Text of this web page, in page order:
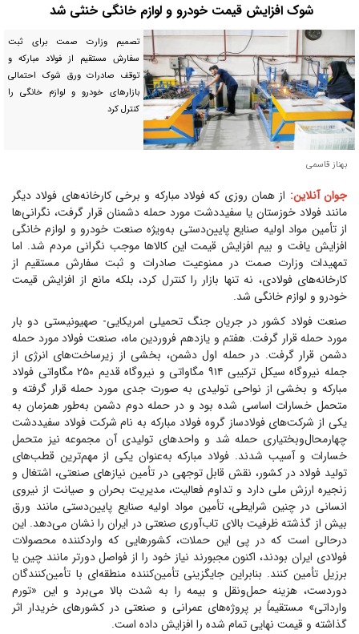
شوک افزایش قیمت خودرو و لوازم خانگی خنثی شد
تصمیم وزارت صمت برای ثبت
سفارش مستقیم از فولاد مبارکه و
توقف صادرات ورق شوک احتمالی
بازار‌های خودرو و لوازم خانگی را
کنترل کرد
بهناز قاسمی
جوان آنلاین: از همان روزی که فولاد مبارکه و برخی کارخانه‌های فولاد دیگر
مانند فولاد خوزستان یا سفیددشت مورد حمله دشمنان قرار گرفت، نگرانی‌ها
از تأمین مواد اولیه صنایع پایین‌دستی به‌ویژه صنعت خودرو و لوازم خانگی
افزایش یافت و بیم افزایش قیمت این کالا‌ها موجب نگرانی مردم شد. اما
تمهیدات وزارت صمت در ممنوعیت صادرات و ثبت سفارش مستقیم از
کارخانه‌های فولادی، نه تنها بازار را کنترل کرد، بلکه مانع از افزایش قیمت
خودرو و لوازم خانگی شد.
صنعت فولاد کشور در جریان جنگ تحمیلی امریکایی- صهیونیستی دو بار
مورد حمله قرار گرفت. هفتم و یازدهم فروردین ماه، صنعت فولاد مورد حمله
دشمن قرار گرفت. در حمله اول دشمن، بخشی از زیرساخت‌های انرژی از
جمله نیروگاه سیکل ترکیبی ۹۱۴ مگاواتی و نیروگاه قدیم ۲۵۰ مگاواتی فولاد
مبارکه و بخشی از نواحی تولیدی به صورت جدی مورد حمله قرار گرفته و
متحمل خسارات اساسی شده بود و در حمله دوم دشمن به‌طور همزمان به
یکی از شرکت‌های فولادساز گروه فولاد مبارکه به نام شرکت فولاد سفیددشت
چهارمحال‌وبختیاری حمله شد و واحد‌های تولیدی آن مجموعه نیز متحمل
خسارات و آسیب شدند. فولاد مبارکه به‌عنوان یکی از مهم‌ترین قطب‌های
تولید فولاد در کشور، نقش قابل توجهی در تأمین نیاز‌های صنعتی، اشتغال و
زنجیره ارزش ملی دارد و تداوم فعالیت، مدیریت بحران و صیانت از نیروی
انسانی در چنین شرایطی، تأمین مواد اولیه صنایع پایین‌دستی مانند ورق
بیش از گذشته ظرفیت بالای تاب‌آوری صنعتی در ایران را نشان می‌دهد. این
درحالی است که در پی این حملات، کشور‌هایی که واردکننده محصولات
فولادی ایران بودند، اکنون مجبورند نیاز خود را از فواصل دورتر مانند چین یا
برزیل تأمین کنند. بنابراین جایگزینی تأمین‌کننده منطقه‌ای با تأمین‌کنندگان
دوردست، هزینه حمل‌ونقل و بیمه را به شدت بالا می‌برد و این «تورم
وارداتی» مستقیماً بر پروژه‌های عمرانی و صنعتی در کشور‌های خریدار اثر
گذاشته و قیمت نهایی تمام شده را افزایش داده است.